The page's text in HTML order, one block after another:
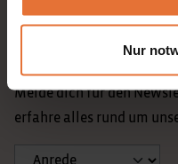
Nur
Melde dich für den
erfahre alles rund um
Anrede